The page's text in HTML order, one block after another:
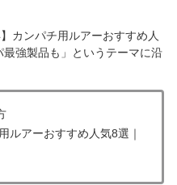
カンパチ用ルアーおすすめ人
強製品も」というテーマに沿
ルアーおすすめ人気8選｜